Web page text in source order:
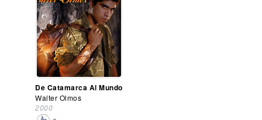
De Catamarca Al Mundo
Walter Olmos
2000